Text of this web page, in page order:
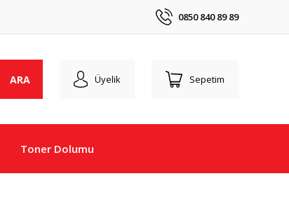
0850 840 89 89
ARA Üyelik Sepetim
Toner Dolumu